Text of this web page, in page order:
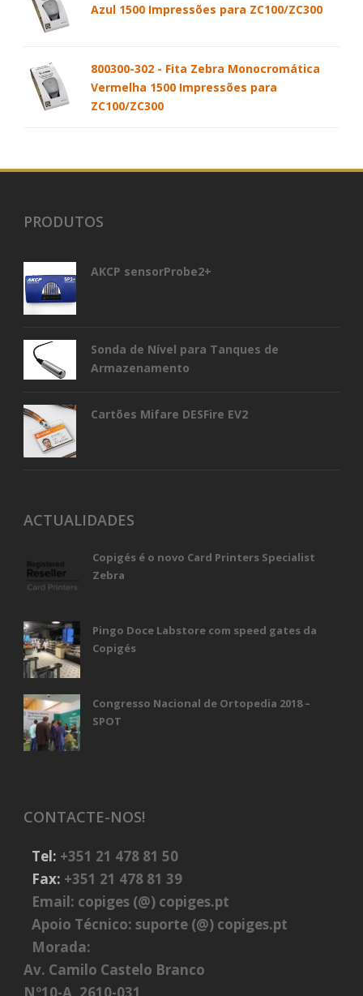
Azul 1500 Impressões para ZC100/ZC300
800300-302 - Fita Zebra Monocromática
Vermelha 1500 Impressões para
ZC100/ZC300
PRODUTOS
AKCP sensorProbe2+
Sonda de Nível para Tanques de
Armazenamento
Cartões Mifare DESFire EV2
ACTUALIDADES
Copigés é o novo Card Printers Specialist
Zebra
Pingo Doce Labstore com speed gates da
Copigés
Congresso Nacional de Ortopedia 2018 –
SPOT
CONTACTE-NOS!
Tel: +351 21 478 81 50
Fax: +351 21 478 81 39
Email: copiges (@) copiges.pt
Apoio Técnico: suporte (@) copiges.pt
Morada:
Av. Camilo Castelo Branco